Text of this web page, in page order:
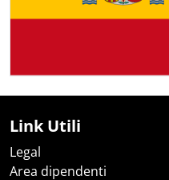
Link Utili
Legal
Area dipendenti